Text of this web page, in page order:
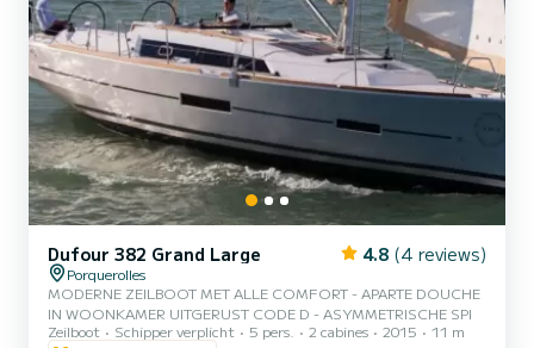
Dufour 382 Grand Large 4.8 (4 reviews)
Porquerolles
MODERNE ZEILBOOT MET ALLE COMFORT - APARTE DOUCHE
IN WOONKAMER UITGERUST CODE D - ASYMMETRISCHE SPI
Zeilboot
Schipper verplicht 5 pers. 2 cabines 2015
11 m